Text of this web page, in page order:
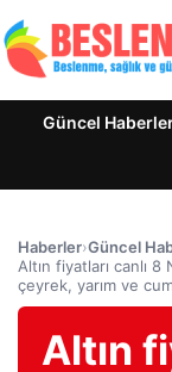
Güncel
Haberler›Güncel
Altın fiyatları canlı
çeyrek, yarım ve
Altın